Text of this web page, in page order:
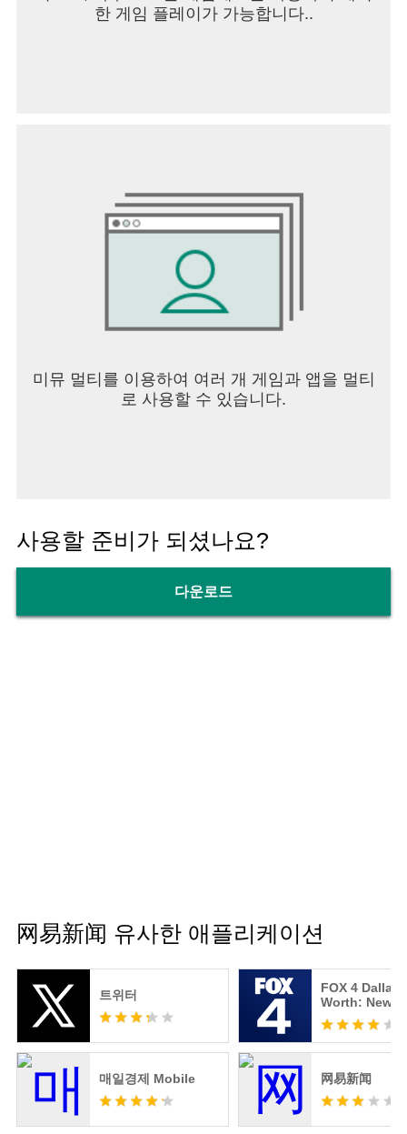
한 게임 플레이가 가능합니다..
미뮤 멀티를 이용하여 여러 개 게임과 앱을 멀티
로 사용할 수 있습니다.
사용할 준비가 되셨나요?
다운로드
网易新闻 유사한 애플리케이션
트위터
FOX 4
Worth: News
매일경제 Mobile 网易新闻